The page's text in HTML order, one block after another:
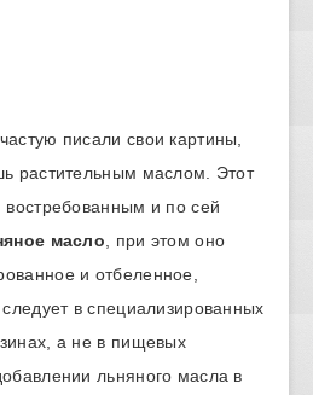
писали свои картины,
растительным маслом. Этот
востребованным и по сей
масло , при этом оно
и отбеленное,
в специализированных
а не в пищевых
льняного масла в